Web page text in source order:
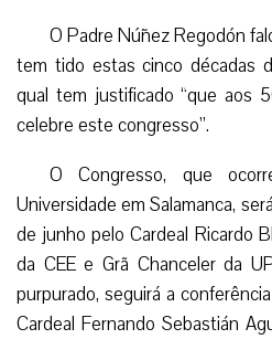
O Padre Núñez Regodón
tem tido estas cinco décadas
qual tem justificado “que aos
celebre este congresso”.
O Congresso, que
Universidade em Salamanca,
de junho pelo Cardeal Ricardo
da CEE e Grã Chanceler da
purpurado, seguirá a
Cardeal Fernando Sebastián